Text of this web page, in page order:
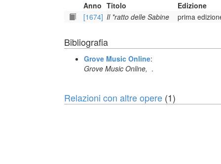
Anno Titolo
Edizione
[1674] Il *ratto delle Sabine prima
Bibliografia
Grove Music Online:
Grove Music Online, .
Relazioni con altre opere (1)